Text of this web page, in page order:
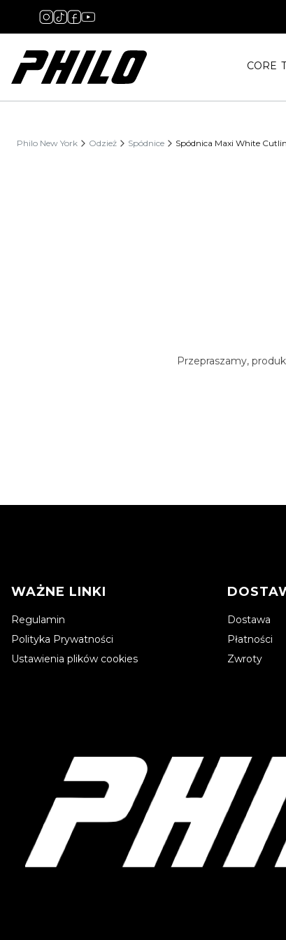
CORE
Philo New York Odzież Spódnice Spódnica Maxi White
Przepraszamy,
Linki w stopce
WAŻNE LINKI
Regulamin
Polityka Prywatności
Ustawienia plików cookies
Dostawa
Płatności
Zwroty